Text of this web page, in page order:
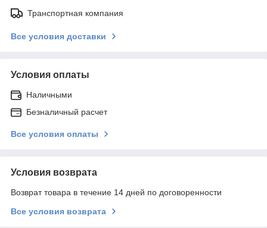
Транспортная компания
Все условия доставки
Условия оплаты
Наличными
Безналичный расчет
Все условия оплаты
Условия возврата
Возврат товара в течение 14 дней по договоренности
Все условия возврата